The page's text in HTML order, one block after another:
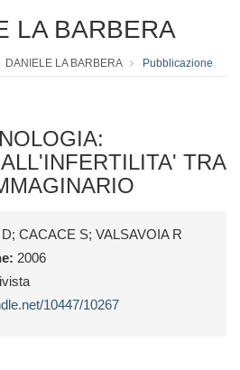
LA BARBERA
DANIELE LA BARBERA Pubblicazione
TRA
CACACE S; VALSAVOIA R
2006
10447/10267